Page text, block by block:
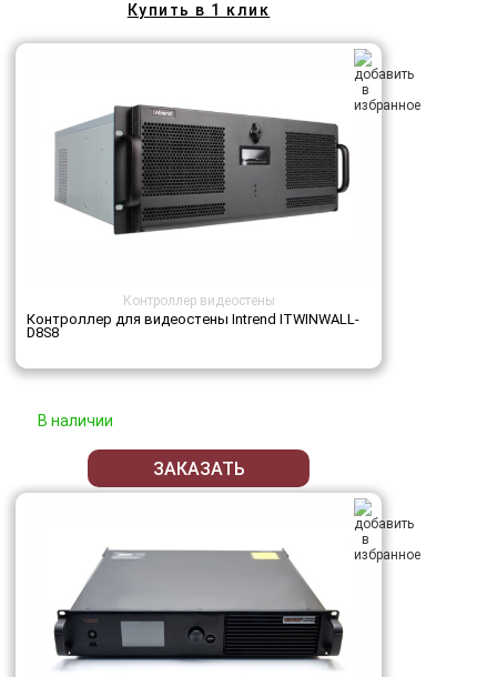
Купить в 1 клик
Контроллер видеостены
Контроллер для видеостены Intrend ITWINWALL-
D8S8
В наличии
ЗАКАЗАТЬ